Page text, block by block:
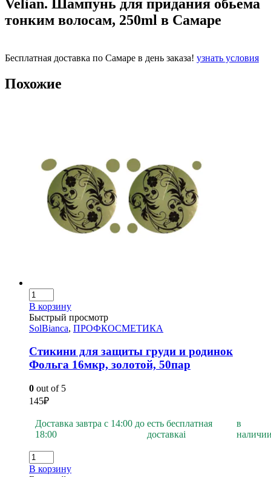
Velian. Шампунь для придания обьема
тонким волосам, 250ml в Самаре
Бесплатная доставка по Самаре в день заказа! узнать условия
Похожие
В корзину
Быстрый просмотр
SolBianca, ПРОФКОСМЕТИКА
Стикини для защиты груди и родинок
Фольга 16мкр, золотой, 50пар
0 out of 5
145₽
Доставка завтра с 14:00 до
18:00
есть бесплатная
доставкаi
в
В корзину